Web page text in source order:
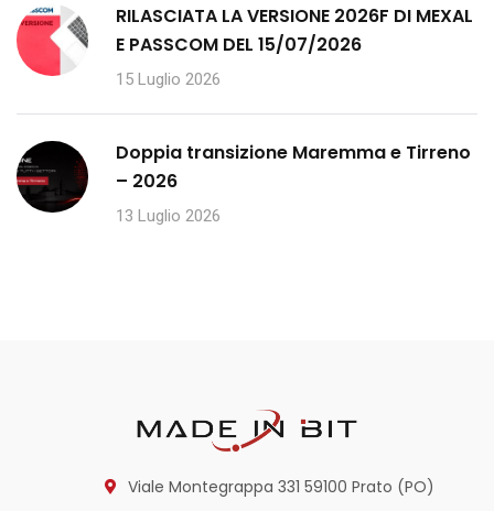
RILASCIATA LA VERSIONE 2026F DI MEXAL
E PASSCOM DEL 15/07/2026
15 Luglio 2026
Doppia transizione Maremma e Tirreno
– 2026
13 Luglio 2026
Viale Montegrappa 331 59100 Prato (PO)